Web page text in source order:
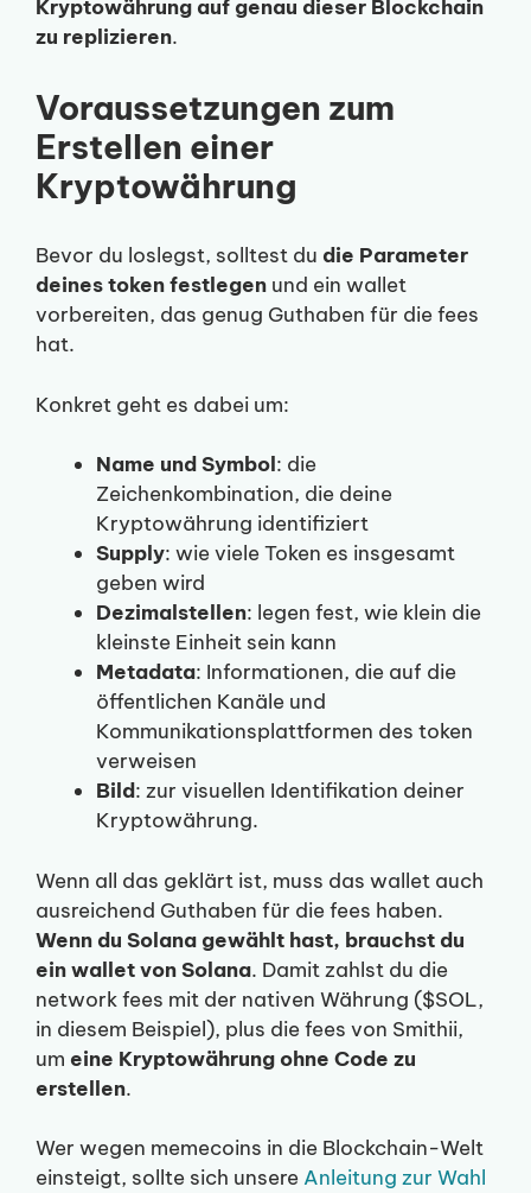
Kryptowährung auf genau dieser Blockchain
zu replizieren.
Voraussetzungen zum
Erstellen einer
Kryptowährung
Bevor du loslegst, solltest du die Parameter
deines token festlegen und ein wallet
vorbereiten, das genug Guthaben für die fees
hat.
Konkret geht es dabei um:
Name und Symbol: die
Zeichenkombination, die deine
Kryptowährung identifiziert
Supply: wie viele Token es insgesamt
geben wird
Dezimalstellen: legen fest, wie klein die
kleinste Einheit sein kann
Metadata: Informationen, die auf die
öffentlichen Kanäle und
Kommunikationsplattformen des token
verweisen
Bild: zur visuellen Identifikation deiner
Kryptowährung.
Wenn all das geklärt ist, muss das wallet auch
ausreichend Guthaben für die fees haben.
Wenn du Solana gewählt hast, brauchst du
ein wallet von Solana. Damit zahlst du die
network fees mit der nativen Währung ($SOL,
in diesem Beispiel), plus die fees von Smithii,
um eine Kryptowährung ohne Code zu
erstellen.
Wer wegen memecoins in die Blockchain-Welt
einsteigt, sollte sich unsere Anleitung zur Wahl